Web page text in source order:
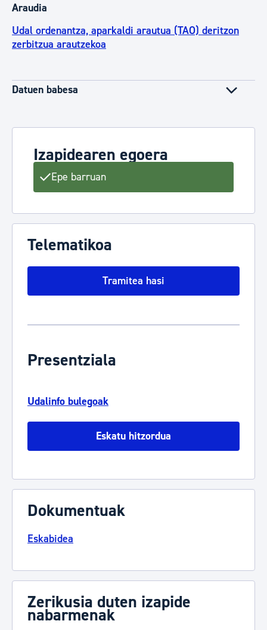
Araudia
Udal ordenantza, aparkaldi arautua (TAO) deritzon
zerbitzua arautzekoa
Datuen babesa
Izapidearen egoera
Epe barruan
Telematikoa
Tramitea hasi
Presentziala
Udalinfo bulegoak
Eskatu hitzordua
Dokumentuak
Eskabidea
Zerikusia duten izapide
nabarmenak